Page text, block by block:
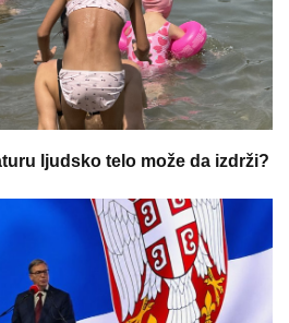
ljudsko telo može da izdrži?